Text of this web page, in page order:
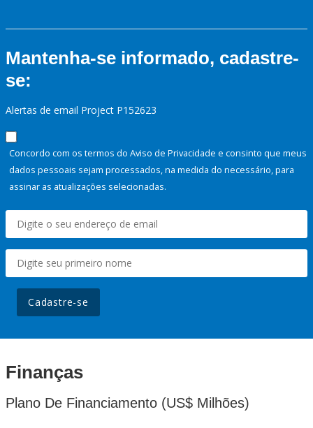
Mantenha-se informado, cadastre-
se:
Alertas de email Project P152623
Concordo com os termos do Aviso de Privacidade e consinto que meus
dados pessoais sejam processados, na medida do necessário, para
assinar as atualizações selecionadas.
Cadastre-se
Finanças
Plano De Financiamento (US$ Milhões)